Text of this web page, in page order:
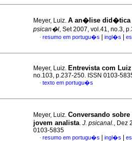
Meyer, Luiz. A an�lise did�tica
psican�l, Set 2007, vol.41, no.3,
· resumo em portugu�s ingl�s
Meyer, Luiz. Entrevista com
no.103, p.237-250. ISSN 0103-
· texto em portugu�s
Meyer, Luiz. Conversando
jovem analista. J. psicanal., Dez
0103-5835
· resumo em portugu�s ingl�s